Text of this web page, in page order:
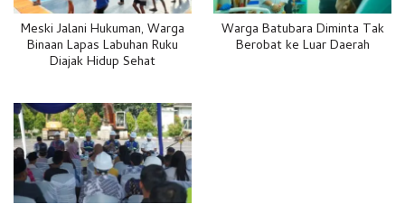
Meski Jalani Hukuman, Warga
Binaan Lapas Labuhan Ruku
Diajak Hidup Sehat
Warga Batubara Diminta Tak
Berobat ke Luar Daerah